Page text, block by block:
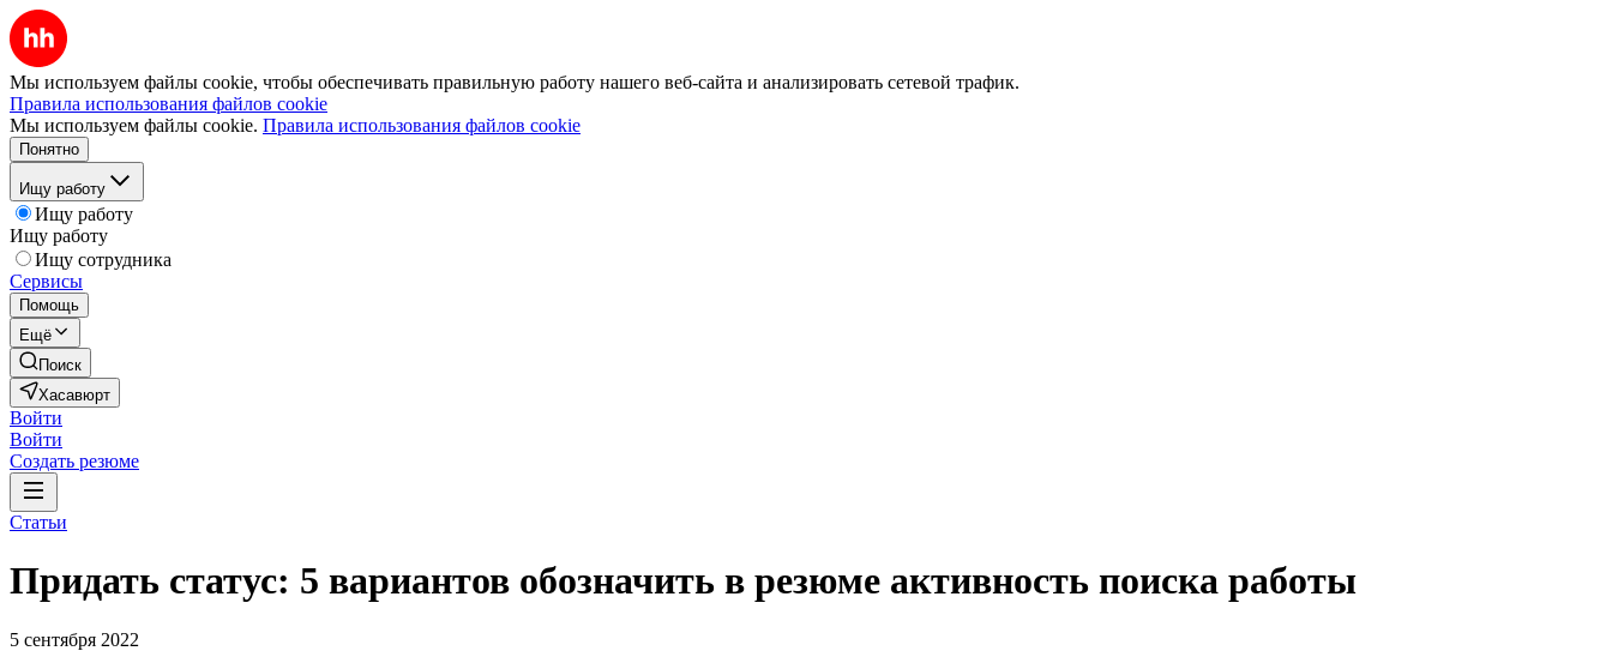
Мы используем файлы cookie, чтобы обеспечивать правильную работу нашего веб-сайта и анализировать сетевой трафик.
Правила использования файлов cookie
Мы используем файлы cookie. Правила использования файлов cookie
Понятно
Ищу работу
Ищу работу
Ищу работу
Ищу сотрудника
Сервисы
Помощь
Ещё
Поиск
Хасавюрт
Войти
Войти
Создать резюме
Статьи
Придать статус: 5 вариантов обозначить в резюме активность поиска работы
5 сентября 2022